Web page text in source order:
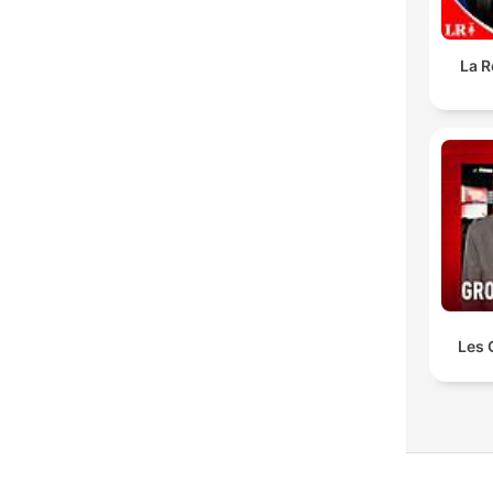
La
Les